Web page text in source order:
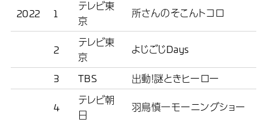
2022 1
テレビ東
京
所さんのそこんトコロ
2
テレビ東
京
よじごじDays
3 TBS 出動！謎ときヒーロー
4
テレビ朝
日
羽鳥慎一モーニングショー